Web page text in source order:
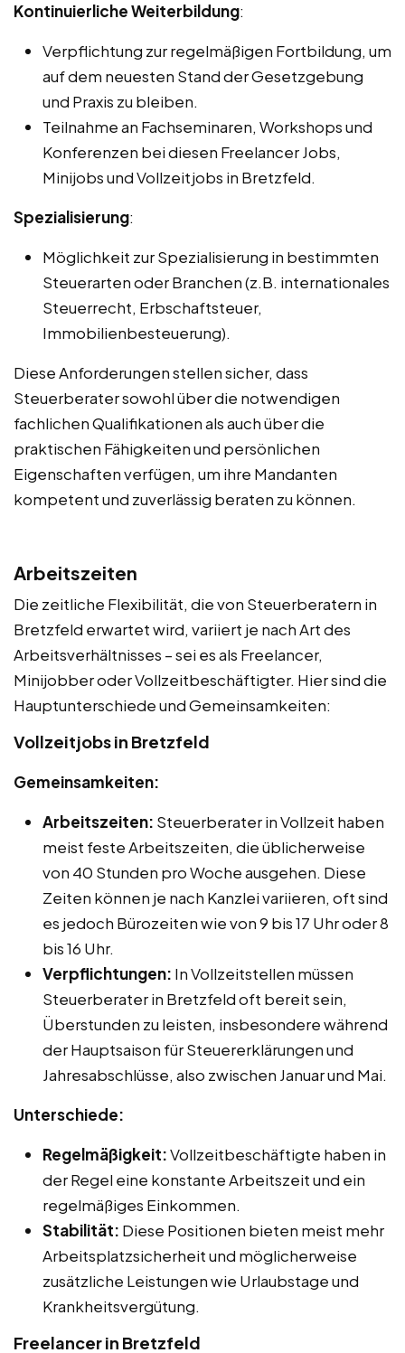
Kontinuierliche Weiterbildung:
Verpflichtung zur regelmäßigen Fortbildung, um
auf dem neuesten Stand der Gesetzgebung
und Praxis zu bleiben.
Teilnahme an Fachseminaren, Workshops und
Konferenzen bei diesen Freelancer Jobs,
Minijobs und Vollzeitjobs in Bretzfeld.
Spezialisierung:
Möglichkeit zur Spezialisierung in bestimmten
Steuerarten oder Branchen (z.B. internationales
Steuerrecht, Erbschaftsteuer,
Immobilienbesteuerung).
Diese Anforderungen stellen sicher, dass
Steuerberater sowohl über die notwendigen
fachlichen Qualifikationen als auch über die
praktischen Fähigkeiten und persönlichen
Eigenschaften verfügen, um ihre Mandanten
kompetent und zuverlässig beraten zu können.
Arbeitszeiten
Die zeitliche Flexibilität, die von Steuerberatern in
Bretzfeld erwartet wird, variiert je nach Art des
Arbeitsverhältnisses – sei es als Freelancer,
Minijobber oder Vollzeitbeschäftigter. Hier sind die
Hauptunterschiede und Gemeinsamkeiten:
Vollzeitjobs in Bretzfeld
Gemeinsamkeiten:
Arbeitszeiten: Steuerberater in Vollzeit haben
meist feste Arbeitszeiten, die üblicherweise
von 40 Stunden pro Woche ausgehen. Diese
Zeiten können je nach Kanzlei variieren, oft sind
es jedoch Bürozeiten wie von 9 bis 17 Uhr oder 8
bis 16 Uhr.
Verpflichtungen: In Vollzeitstellen müssen
Steuerberater in Bretzfeld oft bereit sein,
Überstunden zu leisten, insbesondere während
der Hauptsaison für Steuererklärungen und
Jahresabschlüsse, also zwischen Januar und Mai.
Unterschiede:
Regelmäßigkeit:Vollzeitbeschäftigte haben in
der Regel eine konstante Arbeitszeit und ein
regelmäßiges Einkommen.
Stabilität: Diese Positionen bieten meist mehr
Arbeitsplatzsicherheit und möglicherweise
zusätzliche Leistungen wie Urlaubstage und
Krankheitsvergütung.
Freelancer in Bretzfeld